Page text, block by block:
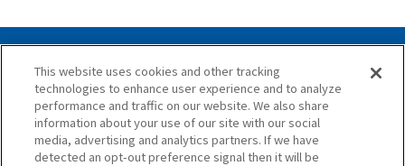
Privacy Policy Cookie Policy
Accessibility Statement
Terms & Conditions
Information Security Policy
Social Media Use Policy
Quality Policy
Chat Terms & Conditions
This website uses cookies and other tracking
technologies to enhance user experience and to analyze
performance and traffic on our website. We also share
information about your use of our site with our social
media, advertising and analytics partners. If we have
detected an opt-out preference signal then it will be